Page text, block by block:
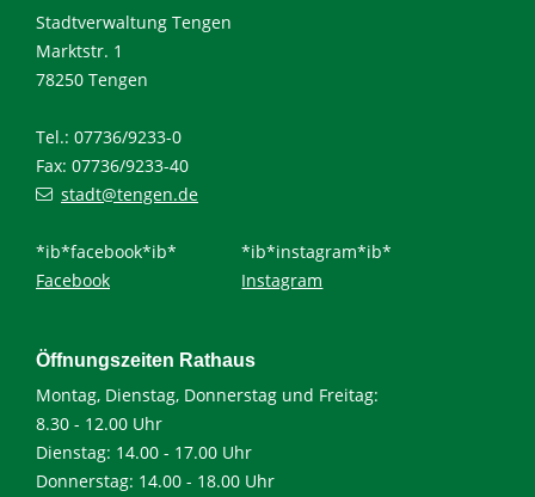
Stadtverwaltung Tengen
Marktstr. 1
78250 Tengen
Tel.: 07736/9233-0
Fax: 07736/9233-40
stadt@tengen.de
*ib*facebook*ib*
Facebook
*ib*instagram*ib*
Instagram
Öffnungszeiten Rathaus
Montag, Dienstag, Donnerstag und Freitag:
8.30 - 12.00 Uhr
Dienstag: 14.00 - 17.00 Uhr
Donnerstag: 14.00 - 18.00 Uhr